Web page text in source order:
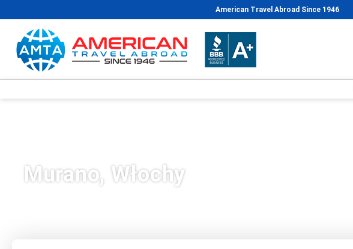
American Travel Abroad Since 1946
Murano, Włochy